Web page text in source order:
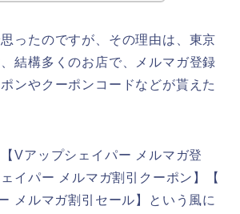
ったのですが、その理由は、東京
結構多くのお店で、メルマガ登録
ンやクーポンコードなどが貰えた
Vアップシェイパー メルマガ登
イパー メルマガ割引クーポン】【
メルマガ割引セール】という風に